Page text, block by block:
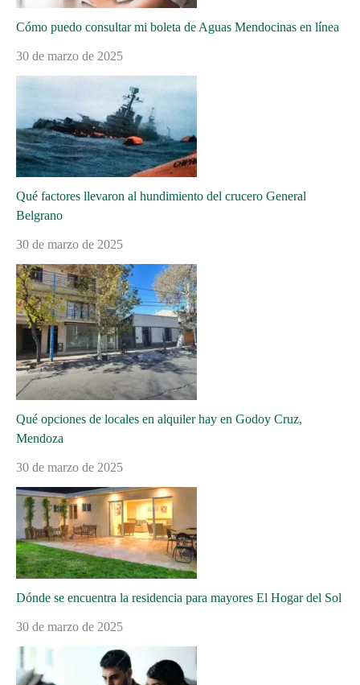
Cómo puedo consultar mi boleta de Aguas Mendocinas en línea
30 de marzo de 2025
Qué factores llevaron al hundimiento del crucero General
Belgrano
30 de marzo de 2025
Qué opciones de locales en alquiler hay en Godoy Cruz,
Mendoza
30 de marzo de 2025
Dónde se encuentra la residencia para mayores El Hogar del Sol
30 de marzo de 2025